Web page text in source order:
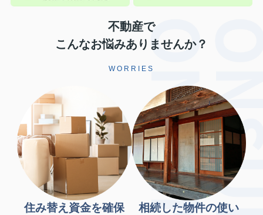
不動産で
こんなお悩みありませんか？
WORRIES
住み替え資金を確保
相続した物件の使い